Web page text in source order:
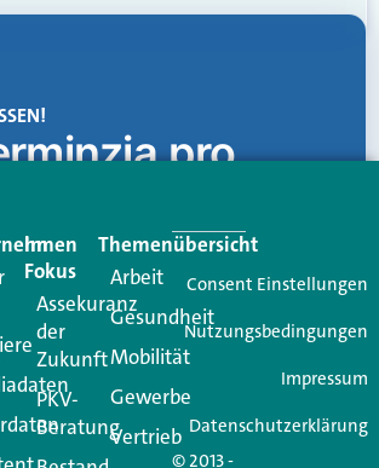
Kundenkommunikation. Alles, was
leichter macht. Mit nur einem
Im
Fokus
Assekuranz
der
Zukunft
PKV-
Beratung
Themenübersicht
Arbeit
Gesundheit
Mobilität
Gewerbe
Vertrieb
© 2013 -
Consent Einstellungen
Nutzungsbedingungen
Impressum
Datenschutzerklärung